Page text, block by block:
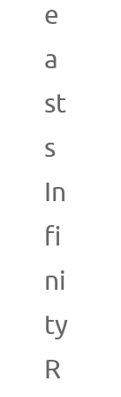
e
a
st
s
In
fi
ni
ty
R